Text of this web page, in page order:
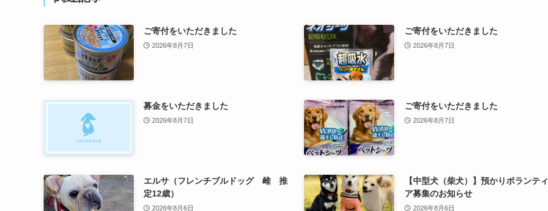
ご寄付をいただきました
2026年8月7日
ご寄付をいただきました
2026年8月7日
募金をいただきました
2026年8月7日
ご寄付をいただきました
2026年8月7日
エルサ（フレンチブルドッグ 雌 推
定12歳）
2026年8月6日
【中型犬（柴犬）】預かりボランティ
ア募集のお知らせ
2026年8月6日